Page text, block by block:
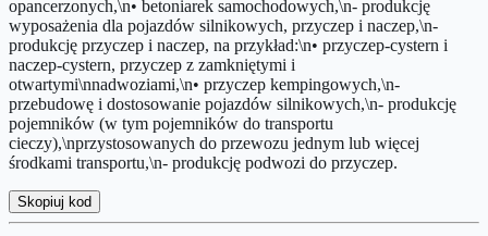
opancerzonych,\n• betoniarek samochodowych,\n- produkcję
wyposażenia dla pojazdów silnikowych, przyczep i naczep,\n-
produkcję przyczep i naczep, na przykład:\n• przyczep-cystern i
naczep-cystern, przyczep z zamkniętymi i
otwartymi\nnadwoziami,\n• przyczep kempingowych,\n-
przebudowę i dostosowanie pojazdów silnikowych,\n- produkcję
pojemników (w tym pojemników do transportu
cieczy),\nprzystosowanych do przewozu jednym lub więcej
środkami transportu,\n- produkcję podwozi do przyczep.
Skopiuj kod